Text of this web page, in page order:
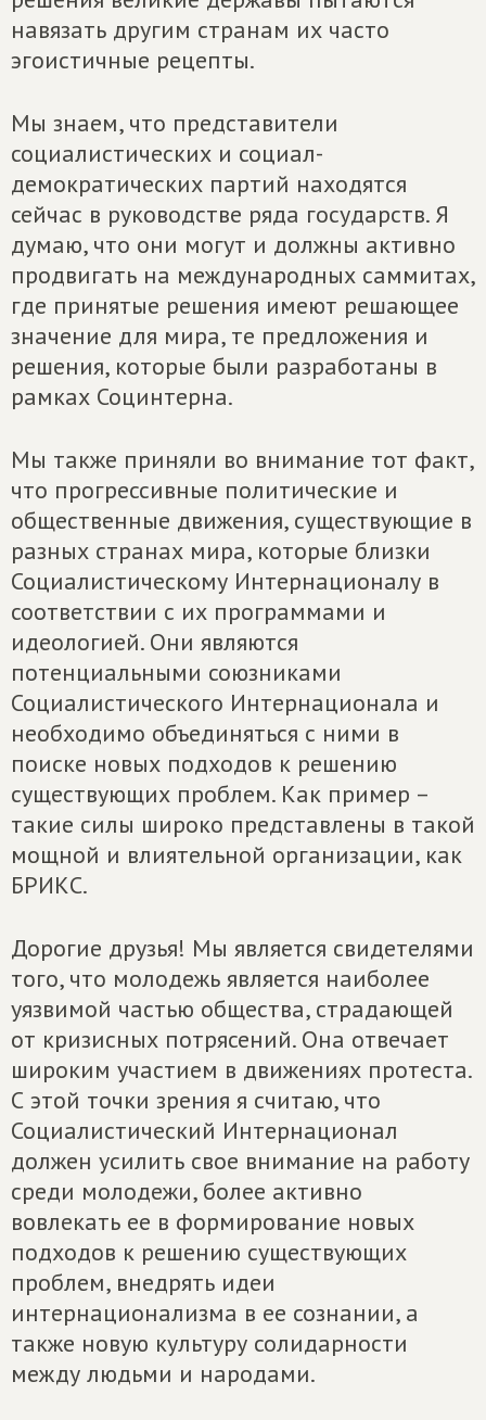
навязать другим странам их часто
эгоистичные рецепты.
Мы знаем, что представители
социалистических и социал-
демократических партий находятся
сейчас в руководстве ряда государств. Я
думаю, что они могут и должны активно
продвигать на международных саммитах,
где принятые решения имеют решающее
значение для мира, те предложения и
решения, которые были разработаны в
рамках Социнтерна.
Мы также приняли во внимание тот факт,
что прогрессивные политические и
общественные движения, существующие в
разных странах мира, которые близки
Социалистическому Интернационалу в
соответствии с их программами и
идеологией. Они являются
потенциальными союзниками
Социалистического Интернационала и
необходимо объединяться с ними в
поиске новых подходов к решению
существующих проблем. Как пример –
такие силы широко представлены в такой
мощной и влиятельной организации, как
БРИКС.
Дорогие друзья! Мы является свидетелями
того, что молодежь является наиболее
уязвимой частью общества, страдающей
от кризисных потрясений. Она отвечает
широким участием в движениях протеста.
С этой точки зрения я считаю, что
Социалистический Интернационал
должен усилить свое внимание на работу
среди молодежи, более активно
вовлекать ее в формирование новых
подходов к решению существующих
проблем, внедрять идеи
интернационализма в ее сознании, а
также новую культуру солидарности
между людьми и народами.